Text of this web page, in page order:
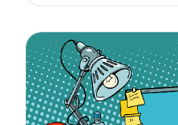
siirtyneet
asiasta tai asian
kertoimella taulun
poliittiseen päämäärään.
tapahtuu edelleen